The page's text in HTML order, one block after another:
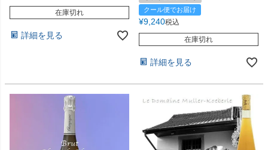
在庫切れ
詳細を見る
クール便でお届け
¥9,240税込
在庫切れ
詳細を見る